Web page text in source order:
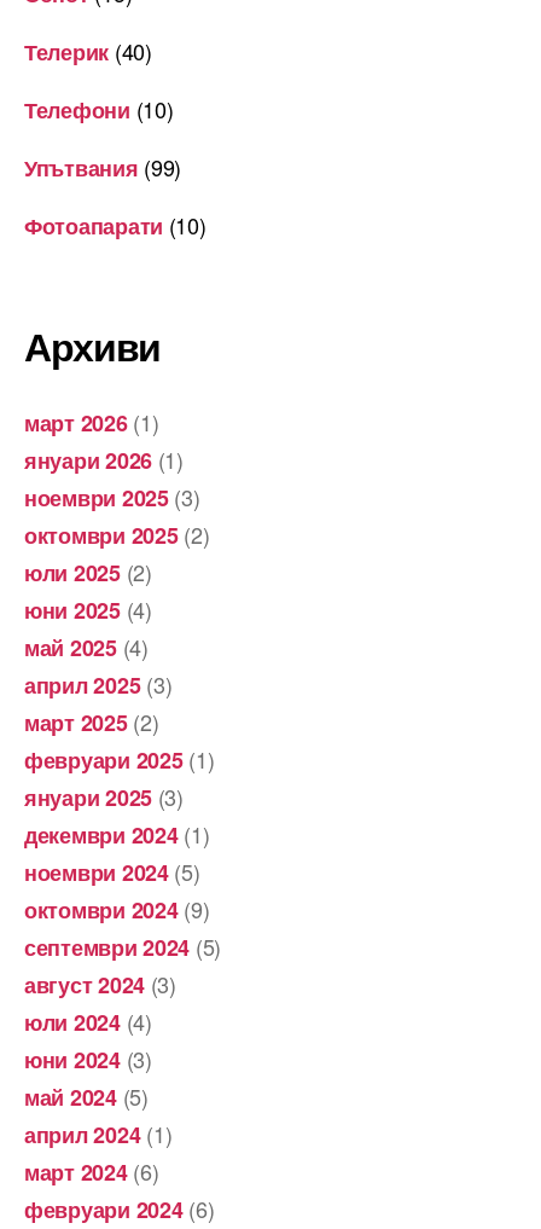
Телерик (40)
Телефони (10)
Упътвания (99)
Фотоапарати (10)
Архиви
март 2026(1)
януари 2026 (1)
ноември 2025(3)
октомври 2025(2)
юли 2025(2)
юни 2025(4)
май 2025(4)
април 2025(3)
март 2025(2)
февруари 2025(1)
януари 2025 (3)
декември 2024(1)
ноември 2024(5)
октомври 2024(9)
септември 2024 (5)
август 2024 (3)
юли 2024(4)
юни 2024(3)
май 2024(5)
април 2024(1)
март 2024(6)
февруари 2024(6)